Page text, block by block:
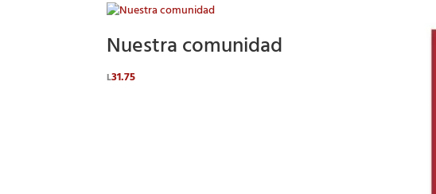
Nuestra comunidad
L31.75